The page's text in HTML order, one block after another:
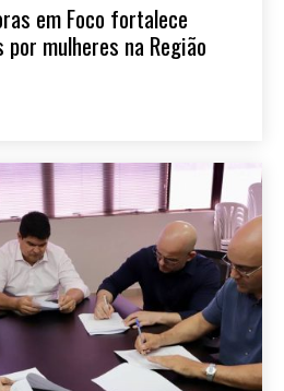
em Foco fortalece
mulheres na Região